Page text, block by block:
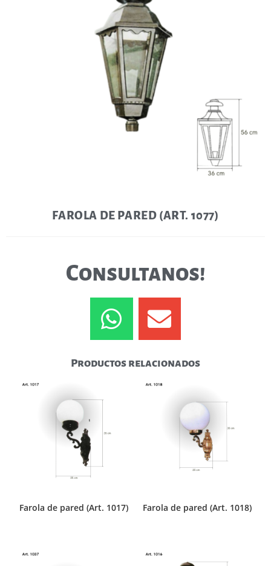
FAROLA DE PARED (ART. 1077)
Consultanos!
Productos relacionados
Farola de pared (Art. 1017) Farola de pared (Art. 1018)